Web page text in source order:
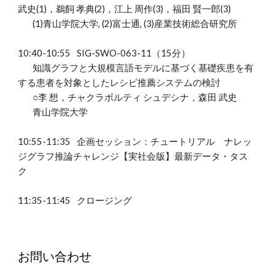
武史(1)，鵜飼 孝典(2)，江上 周作(3)，福田 賢一郎(3)
(1)青山学院大学, (2)富士通, (3)産業技術総合研究所
10:40-10:55 SIG-SWO-063-11（15分）
知識グラフと大規模言語モデルに基づく基礎疾患を有
する患者を対象としたレシピ推薦システムの検討
○李 想，チャクラボルティ シュデシナ，森田 武史
青山学院大学
10:55-11:35
企画セッション：チュートリアル ナレッ
ジグラフ推論チャレンジ【実社会版】最新データ・タス
ク
11:35-11:45 クロージング
お問い合わせ